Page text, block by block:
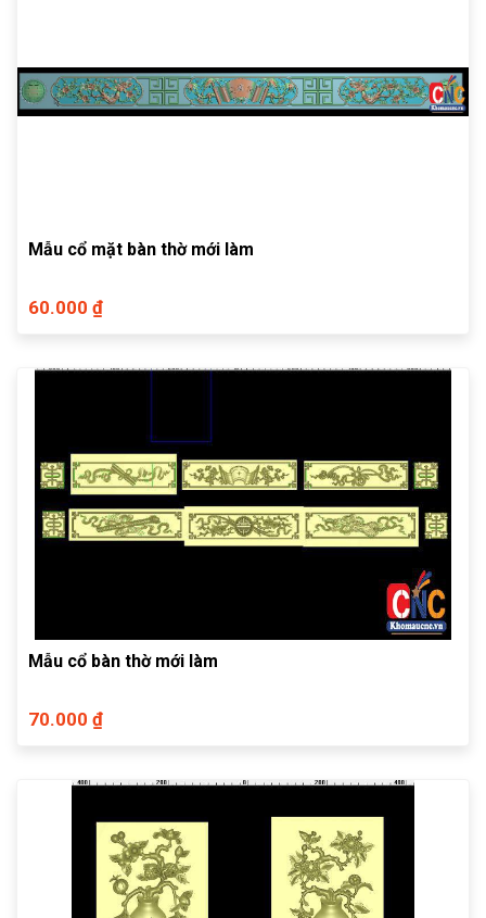
Mẫu cổ mặt bàn thờ mới làm
60.000 ₫
Mẫu cổ bàn thờ mới làm
70.000 ₫